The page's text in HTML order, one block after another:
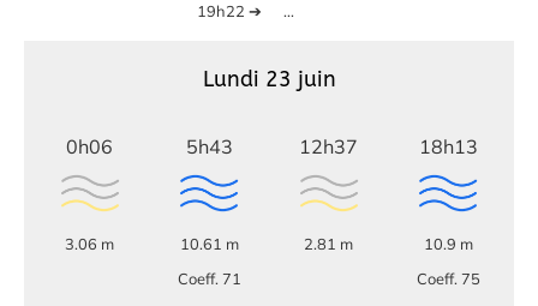
19h22 ➔
...
Lundi 23 juin
0h06
3.06 m
5h43
10.61 m
Coeff. 71
12h37
2.81 m
18h13
10.9 m
Coeff. 75